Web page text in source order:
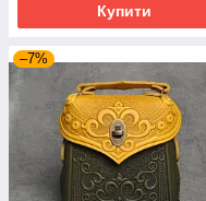
Купити
–7%